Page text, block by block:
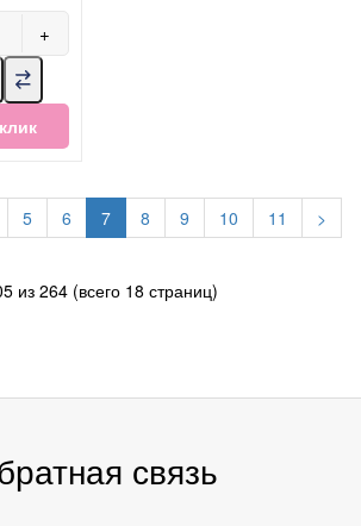
+
5 6 7 8 9 10 11
>
из 264 (всего 18 страниц)
связь